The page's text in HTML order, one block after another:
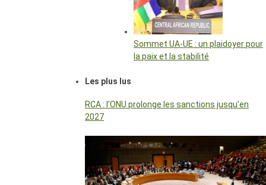
Sommet UA-UE : un plaidoyer pour
la paix et la stabilité
Les plus lus
RCA : l’ONU prolonge les sanctions jusqu’en
2027